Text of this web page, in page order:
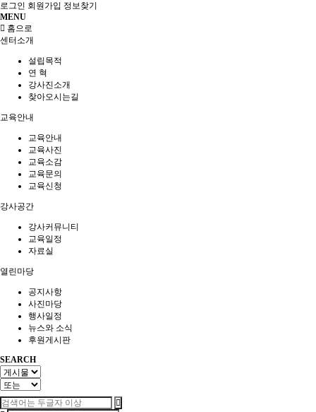
로그인 회원가입 정보찾기
MENU
홈으로
센터소개
설립목적
연 혁
강사진소개
찾아오시는길
교육안내
교육안내
교육사진
교육소감
교육문의
교육신청
강사공간
강사커뮤니티
교육일정
자료실
열린마당
공지사항
사진마당
행사일정
뉴스와 소식
후원게시판
SEARCH